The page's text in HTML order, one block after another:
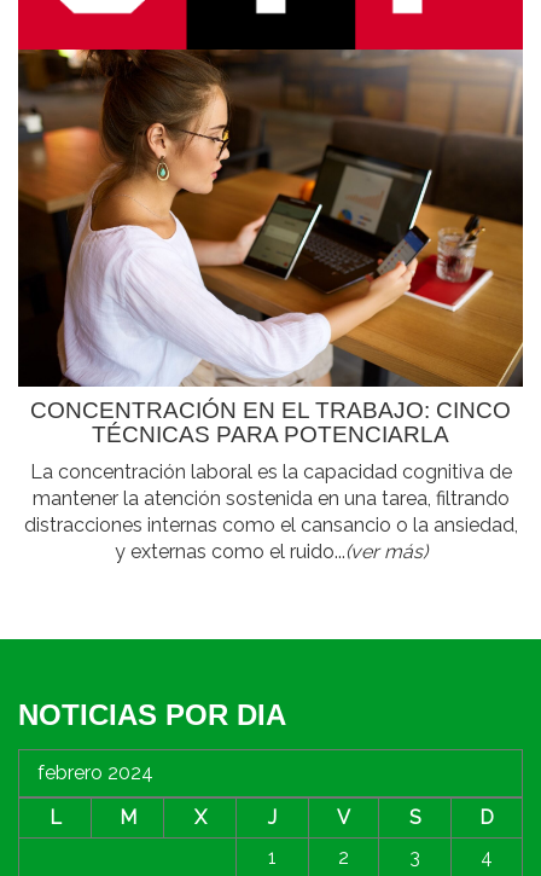
CONCENTRACIÓN EN EL TRABAJO: CINCO
TÉCNICAS PARA POTENCIARLA
La concentración laboral es la capacidad cognitiva de
mantener la atención sostenida en una tarea, filtrando
distracciones internas como el cansancio o la ansiedad,
y externas como el ruido...(ver más)
NOTICIAS POR DIA
febrero 2024
L
M X J V S
D
1
2 3
4